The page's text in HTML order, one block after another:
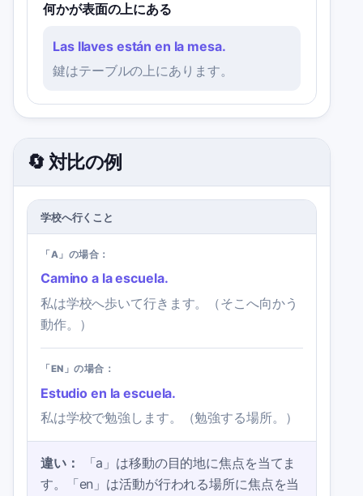
何かが表面の上にある
Las llaves están en la mesa.
鍵はテーブルの上にあります。
🔄 対比の例
学校へ行くこと
「A」の場合：
Camino a la escuela.
私は学校へ歩いて行きます。（そこへ向かう
動作。）
「EN」の場合：
Estudio en la escuela.
私は学校で勉強します。（勉強する場所。）
違い：
「a」は移動の目的地に焦点を当てま
す。「en」は活動が行われる場所に焦点を当